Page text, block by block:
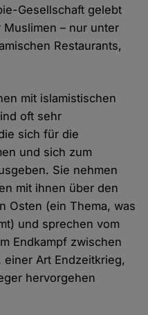
Gesellschaft gelebt
– nur unter
Restaurants,
mit islamistischen
oft sehr
sich für die
und sich zum
Sie nehmen
mit ihnen über den
Osten (ein Thema, was
und sprechen vom
Endkampf zwischen
Art Endzeitkrieg,
hervorgehen